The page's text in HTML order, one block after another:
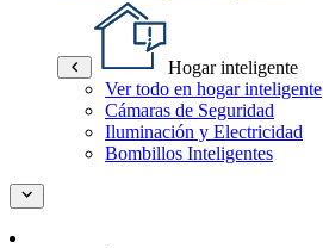
Hogar inteligente
Ver todo en hogar inteligente
Cámaras de Seguridad
Iluminación y Electricidad
Bombillos Inteligentes